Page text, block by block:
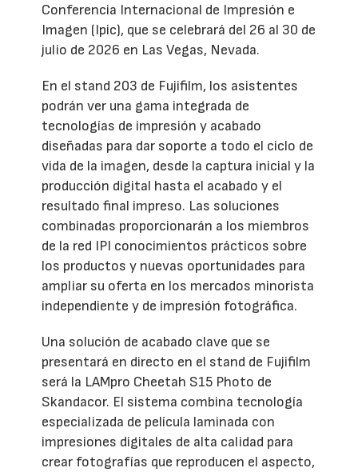
Conferencia Internacional de Impresión e
Imagen (Ipic), que se celebrará del 26 al 30 de
julio de 2026 en Las Vegas, Nevada.
En el stand 203 de Fujifilm, los asistentes
podrán ver una gama integrada de
tecnologías de impresión y acabado
diseñadas para dar soporte a todo el ciclo de
vida de la imagen, desde la captura inicial y la
producción digital hasta el acabado y el
resultado final impreso. Las soluciones
combinadas proporcionarán a los miembros
de la red IPI conocimientos prácticos sobre
los productos y nuevas oportunidades para
ampliar su oferta en los mercados minorista
independiente y de impresión fotográfica.
Una solución de acabado clave que se
presentará en directo en el stand de Fujifilm
será la LAMpro Cheetah S15 Photo de
Skandacor. El sistema combina tecnología
especializada de película laminada con
impresiones digitales de alta calidad para
crear fotografías que reproducen el aspecto,